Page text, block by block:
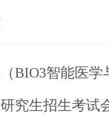
学生证）；
技术）硕士统招生复试录
与大数据专业硕士项目）入围